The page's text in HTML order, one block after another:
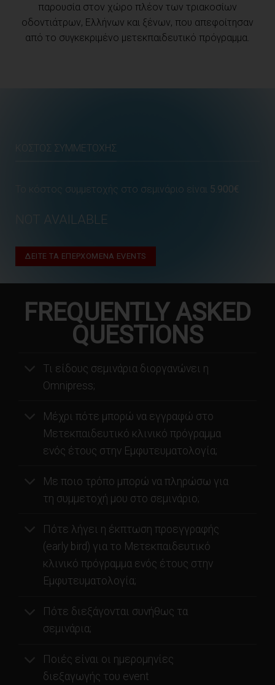
παρουσία στον χώρο πλέον των τριακοσίων
οδοντιάτρων, Ελλήνων και ξένων, που απεφοίτησαν
από το συγκεκριμένο μετεκπαιδευτικό πρόγραμμα.
ΚΌΣΤΟΣ ΣΥΜΜΕΤΟΧΉΣ
Το κόστος συμμετοχής στο σεμινάριο είναι 5.900€
NOT AVAILABLE
ΔΕΙΤΕ ΤΑ ΕΠΕΡΧΟΜΕΝΑ EVENTS
FREQUENTLY ASKED
QUESTIONS
Τι είδους σεμινάρια διοργανώνει η
Omnipress;
Μέχρι πότε μπορώ να εγγραφώ στο
Μετεκπαιδευτικό κλινικό πρόγραμμα
ενός έτους στην Εμφυτευματολογία;
Με ποιο τρόπο μπορώ να πληρώσω για
τη συμμετοχή μου στο σεμινάριο;
Πότε λήγει η έκπτωση προεγγραφής
(early bird) για το Μετεκπαιδευτικό
κλινικό πρόγραμμα ενός έτους στην
Εμφυτευματολογία;
Πότε διεξάγονται συνήθως τα
σεμινάρια;
Ποιές είναι οι ημερομηνίες
διεξαγωγής του event